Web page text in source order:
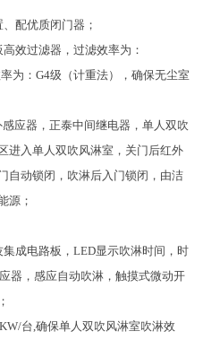
配优质闭门器；
高效过滤器 ，过滤效率为：
为：G4级（计重法），确保无尘室
应器，正泰中间继电器，单人双吹
进入单人双吹风淋室，关门后红外
自动锁闭，吹淋后入门锁闭，由洁
源；
成电路板，LED显示吹淋时间，时
器，感应自动吹淋，触摸式微动开
台,确保单人双吹风淋室吹淋效